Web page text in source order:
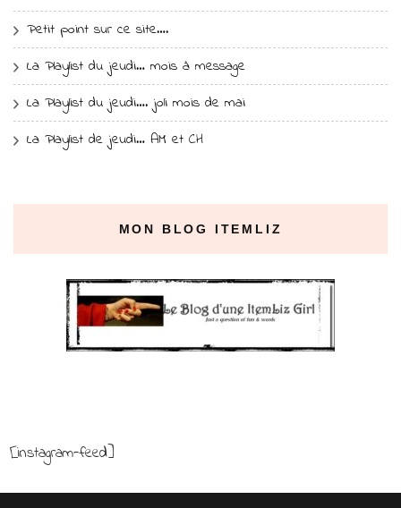
Petit point sur ce site….
La Playlist du jeudi… mois à message
La Playlist du jeudi…. joli mois de mai
La Playlist de jeudi… AM et CH
MON BLOG ITEMLIZ
[instagram-feed]